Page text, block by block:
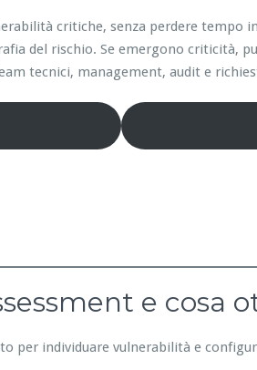
critiche, senza perdere tempo
del rischio. Se emergono criticità,
tecnici, management, audit e
e cosa
per individuare vulnerabilità e